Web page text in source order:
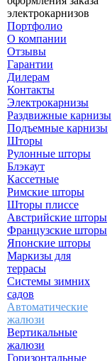
электрокарнизов
Портфолио
О компании
Отзывы
Гарантии
Дилерам
Контакты
Электрокарнизы
Раздвижные карнизы
Подъемные карнизы
Шторы
Рулонные шторы
Блэкаут
Кассетные
Римские шторы
Шторы плиссе
Австрийские шторы
Французские шторы
Японские шторы
Маркизы для
террасы
Системы зимних
садов
Автоматические
жалюзи
Вертикальные
жалюзи
Горизонтальные